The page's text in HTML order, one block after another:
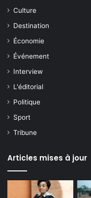
Culture
Destination
Économie
Événement
Interview
L'éditorial
Politique
Sport
Tribune
Articles mises à jour